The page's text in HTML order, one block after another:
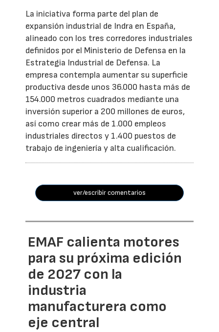
La iniciativa forma parte del plan de
expansión industrial de Indra en España,
alineado con los tres corredores industriales
definidos por el Ministerio de Defensa en la
Estrategia Industrial de Defensa. La
empresa contempla aumentar su superficie
productiva desde unos 36.000 hasta más de
154.000 metros cuadrados mediante una
inversión superior a 200 millones de euros,
así como crear más de 1.000 empleos
industriales directos y 1.400 puestos de
trabajo de ingeniería y alta cualificación.
ver/escribir comentarios
EMAF calienta motores
para su próxima edición
de 2027 con la
industria
manufacturera como
eje central